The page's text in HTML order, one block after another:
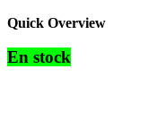
Quick Overview
En stock